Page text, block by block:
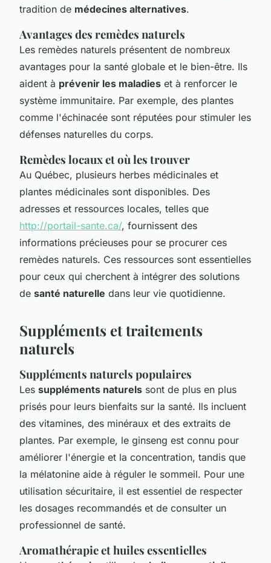
tradition de médecines alternatives.
Avantages des remèdes naturels
Les remèdes naturels présentent de nombreux
avantages pour la santé globale et le bien-être. Ils
aident à prévenir les maladies et à renforcer le
système immunitaire. Par exemple, des plantes
comme l'échinacée sont réputées pour stimuler les
défenses naturelles du corps.
Remèdes locaux et où les trouver
Au Québec, plusieurs herbes médicinales et
plantes médicinales sont disponibles. Des
adresses et ressources locales, telles que
http://portail-sante.ca/, fournissent des
informations précieuses pour se procurer ces
remèdes naturels. Ces ressources sont essentielles
pour ceux qui cherchent à intégrer des solutions
de santé naturelle dans leur vie quotidienne.
Suppléments et traitements
naturels
Suppléments naturels populaires
Les suppléments naturels sont de plus en plus
prisés pour leurs bienfaits sur la santé. Ils incluent
des vitamines, des minéraux et des extraits de
plantes. Par exemple, le ginseng est connu pour
améliorer l'énergie et la concentration, tandis que
la mélatonine aide à réguler le sommeil. Pour une
utilisation sécuritaire, il est essentiel de respecter
les dosages recommandés et de consulter un
professionnel de santé.
Aromathérapie et huiles essentielles